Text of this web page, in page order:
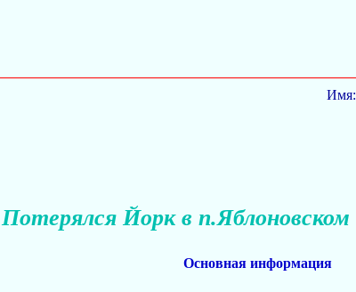
Имя:
Потерялся Йорк в п.Яблоновском
Основная информация